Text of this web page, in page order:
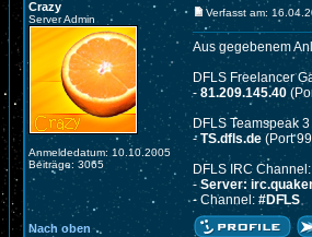
Crazy
Server Admin
Anmeldedatum: 10.10.2005
Beiträge: 3065
Verfasst am:
Aus gegebenem
DFLS Freelancer
- 81.209.145.40
DFLS Teamspeak
- TS.dfls.de (Port
DFLS IRC Channel:
-Server:
- Channel: #DFLS
Nach oben